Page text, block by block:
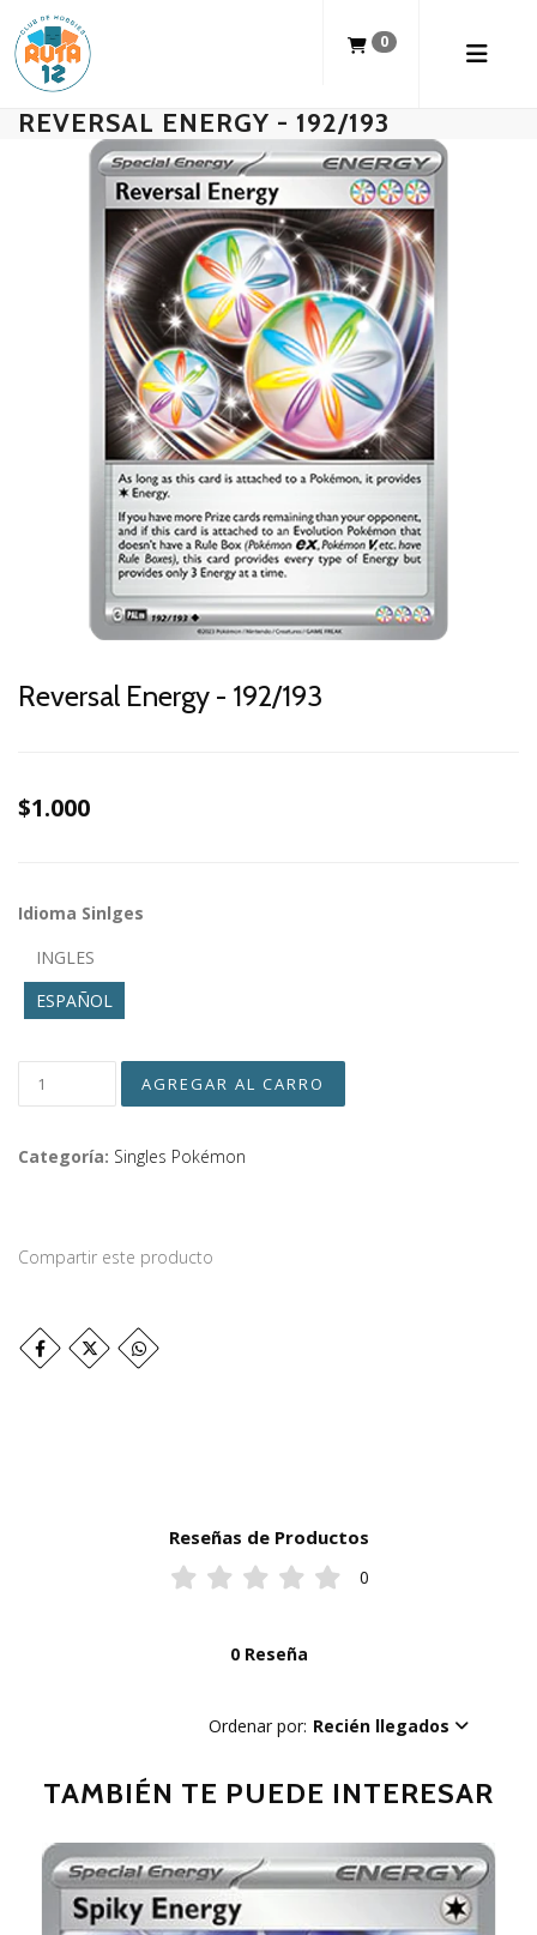
0
REVERSAL ENERGY - 192/193
Reversal Energy - 192/193
$1.000
Idioma Sinlges
INGLES
ESPAÑOL
Categoría: Singles Pokémon
Compartir este producto
Reseñas de Productos
0
0 Reseña
Ordenar por: Recién llegados
TAMBIÉN TE PUEDE INTERESAR